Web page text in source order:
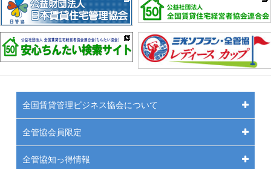
全国賃貸管理ビジネス協会について
全管協会員限定
全管協知っ得情報